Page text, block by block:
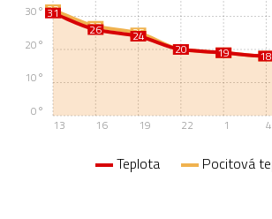
32
27
25
20
19 18
31
26
24
20 19 18
13 16 19 22 1 4
0°
10°
20°
30°
Teplota Pocitová